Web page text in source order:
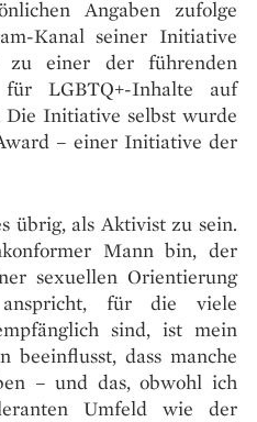
Angaben zufolge
Kanal seiner Initiative
zu einer der führenden
LGBTQ+-Inhalte auf
Die Initiative selbst wurde
– einer Initiative der
übrig, als Aktivist zu sein.
Mann bin, der
sexuellen Orientierung
für die viele
sind, ist mein
beeinflusst, dass manche
– und das, obwohl ich
Umfeld wie der